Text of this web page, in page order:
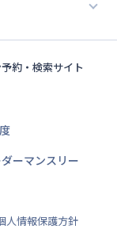
約・検索サイト
ーマンスリー
人情報保護方針